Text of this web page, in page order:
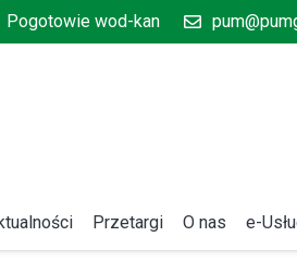
Pogotowie wod-kan
Przetargi O nas e-